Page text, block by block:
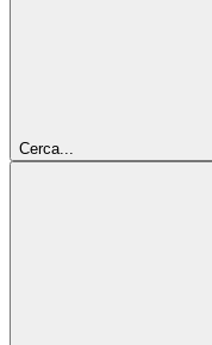
Cerca...